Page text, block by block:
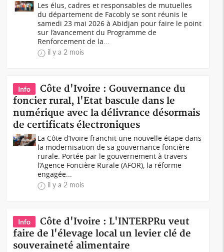
Les élus, cadres et responsables de mutuelles
du département de Facobly se sont réunis le
samedi 23 mai 2026 à Abidjan pour faire le point
sur l’avancement du Programme de
Renforcement de la...
il y a 2 mois
Info
Côte d'Ivoire : Gouvernance du
foncier rural, l'Etat bascule dans le
numérique avec la délivrance désormais
de certificats électroniques
La Côte d’Ivoire franchit une nouvelle étape dans
la modernisation de sa gouvernance foncière
rurale. Portée par le gouvernement à travers
l’Agence Foncière Rurale (AFOR), la réforme
engagée...
il y a 2 mois
Info
Côte d'Ivoire : L'INTERPRu veut
faire de l'élevage local un levier clé de
souveraineté alimentaire